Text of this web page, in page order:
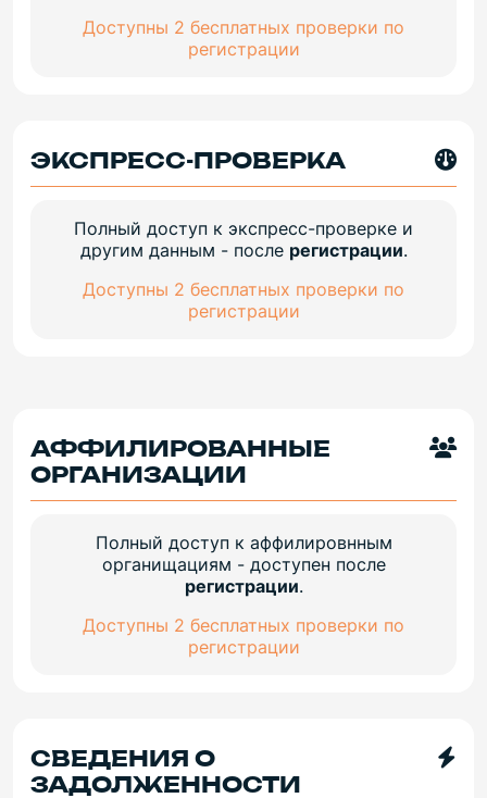
Доступны 2 бесплатных проверки по
регистрации
ЭКСПРЕСС-ПРОВЕРКА
Полный доступ к экспресс-проверке и
другим данным - после регистрации.
Доступны 2 бесплатных проверки по
регистрации
АФФИЛИРОВАННЫЕ
ОРГАНИЗАЦИИ
Полный доступ к аффилировнным
органищациям - доступен после
регистрации.
Доступны 2 бесплатных проверки по
регистрации
СВЕДЕНИЯ О
ЗАДОЛЖЕННОСТИ